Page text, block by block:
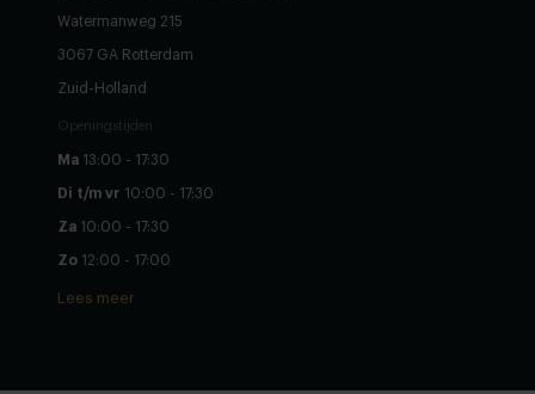
Watermanweg 215
3067 GA Rotterdam
Zuid-Holland
Openingstijden
Ma 13:00 - 17:30
Di t/m vr 10:00 - 17:30
Za 10:00 - 17:30
Zo 12:00 - 17:00
Lees meer